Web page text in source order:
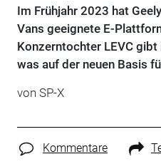
Im Frühjahr 2023 hat
Vans geeignete E-
Konzerntochter LEVC
was auf der neuen Basis
von SP-X
Kommentare